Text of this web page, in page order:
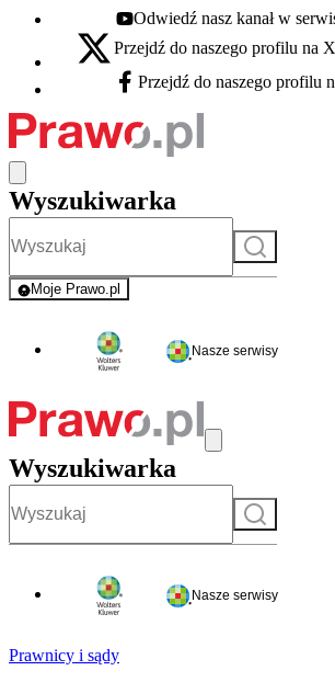
Youtube - otwiera się w nowej karcie
Odwiedź nasz kanał w
X - otwiera się w nowej karcie
Przejdź do naszego profilu na
Facebook - otwiera się w nowej karcie
Przejdź do naszego profilu
Wyszukiwarka
Szukaj
Moje Prawo.pl
- rejestracja i logowanie do serwisu
Nasze serwisy
Wyszukiwarka
Szukaj
Nasze serwisy
Prawnicy i sądy